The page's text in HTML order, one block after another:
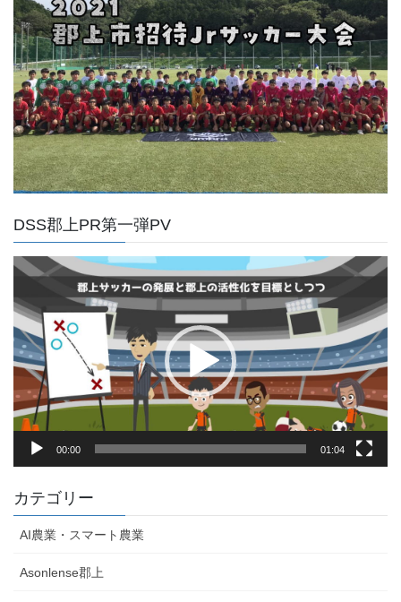
DSS郡上PR第一弾PV
動
プ
レ
ー
ヤ
ー
00:00 01:04
カテゴリー
AI農業・スマート農業
Asonlense郡上